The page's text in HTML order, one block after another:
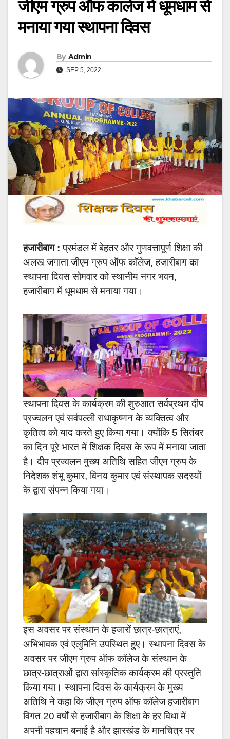
जीएम ग्रुप ऑफ कालेज में धूमधाम से
मनाया गया स्थापना दिवस
By Admin
SEP 5, 2022
हजारीबाग : प्रमंडल में बेहतर और गुणवत्तापूर्ण शिक्षा की
अलख जगाता जीएम ग्रुप ऑफ कॉलेज, हजारीबाग का
स्थापना दिवस सोमवार को स्थानीय नगर भवन,
हजारीबाग में धूमधाम से मनाया गया।
स्थापना दिवस के कार्यक्रम की शुरुआत सर्वप्रथम दीप
प्रज्वलन एवं सर्वपल्ली राधाकृष्णन के व्यक्तित्व और
कृतित्व को याद करते हुए किया गया। क्योंकि 5 सितंबर
का दिन पूरे भारत में शिक्षक दिवस के रूप में मनाया जाता
है। दीप प्रज्वलन मुख्य अतिथि सहित जीएम ग्रुप के
निदेशक शंभू कुमार, विनय कुमार एवं संस्थापक सदस्यों
के द्वारा संपन्न किया गया।
इस अवसर पर संस्थान के हजारों छात्र-छात्राएं,
अभिभावक एवं एलुमिनि उपस्थित हुए। स्थापना दिवस के
अवसर पर जीएम ग्रुप ऑफ कॉलेज के संस्थान के
छात्र-छात्राओं द्वारा सांस्कृतिक कार्यक्रम की प्रस्तुति
किया गया। स्थापना दिवस के कार्यक्रम के मुख्य
अतिथि ने कहा कि जीएम ग्रुप ऑफ कॉलेज हजारीबाग
विगत 20 वर्षों से हजारीबाग के शिक्षा के हर विधा में
अपनी पहचान बनाई है और झारखंड के मानचित्र पर